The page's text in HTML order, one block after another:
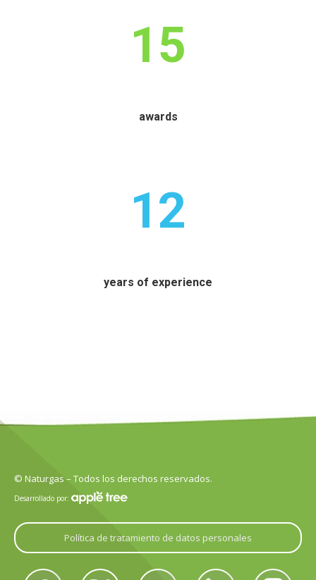
15
awards
12
years of experience
© Naturgas – Todos los derechos reservados.
Desarrollado por:
Política de tratamiento de datos personales
Encuéntranos en: